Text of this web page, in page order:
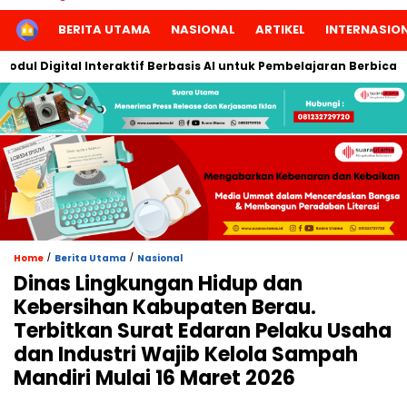
HOMEBERITA UTAMA NASIONAL ARTIKEL
Digital Interaktif Berbasis AI untuk Pembelajaran Berbicara
Home / Berita Utama / Nasional
Dinas Lingkungan Hidup dan
Kebersihan Kabupaten Berau.
Terbitkan Surat Edaran Pelaku Usaha
dan Industri Wajib Kelola Sampah
Mandiri Mulai 16 Maret 2026